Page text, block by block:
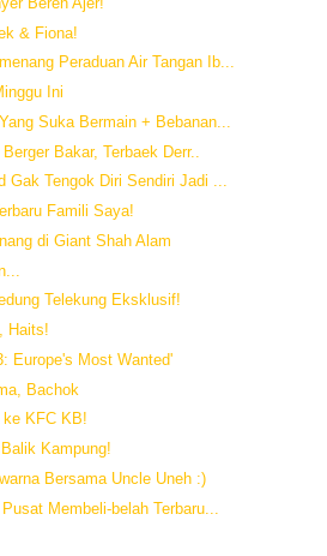
& Fiona!
Peraduan Air Tangan Ib...
Ini
Suka Bermain + Bebanan...
Bakar, Terbaek Derr..
Gak Tengok Diri Sendiri Jadi ...
Famili Saya!
di Giant Shah Alam
Telekung Eksklusif!
Haits!
Europe's Most Wanted'
Bachok
ke KFC KB!
Kampung!
Bersama Uncle Uneh :)
Membeli-belah Terbaru...